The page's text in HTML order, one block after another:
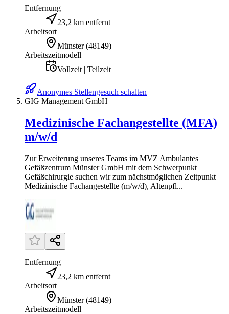
Entfernung
23,2 km entfernt
Arbeitsort
Münster (48149)
Arbeitszeitmodell
Vollzeit | Teilzeit
Anonymes Stellengesuch schalten
GIG Management GmbH
Medizinische Fachangestellte (MFA)
m/w/d
Zur Erweiterung unseres Teams im MVZ Ambulantes
Gefäßzentrum Münster GmbH mit dem Schwerpunkt
Gefäßchirurgie suchen wir zum nächstmöglichen Zeitpunkt
Medizinische Fachangestellte (m/w/d), Altenpfl...
Entfernung
23,2 km entfernt
Arbeitsort
Münster (48149)
Arbeitszeitmodell